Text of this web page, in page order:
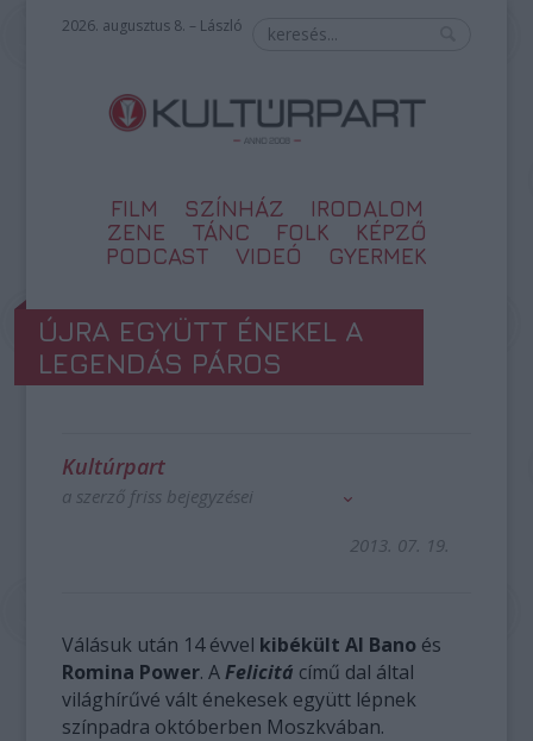
2026. augusztus 8. – László
FILM SZÍNHÁZ
IRODALOM
ZENE
TÁNC FOLK
KÉPZŐ
PODCAST
VIDEÓ GYERMEK
ÚJRA EGYÜTT ÉNEKEL A
LEGENDÁS PÁROS
Kultúrpart
a szerző friss bejegyzései
2013. 07. 19.
Válásuk után 14 évvel kibékült Al Bano és
Romina Power. AFelicitá című dal által
világhírűvé vált énekesek együtt lépnek
színpadra októberben Moszkvában.